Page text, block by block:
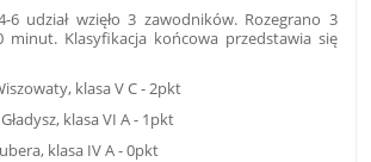
udział wzięło 3 zawodników. Rozegrano 3
minut. Klasyfikacja końcowa przedstawia się
klasa V C - 2pkt
klasa VI A - 1pkt
klasa IV A - 0pkt